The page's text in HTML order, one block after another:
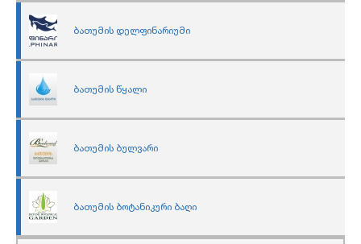
ბათუმის დელფინარიუმი
ბათუმის წყალი
ბათუმის ბულვარი
ბათუმის ბოტანიკური ბაღი